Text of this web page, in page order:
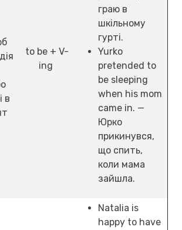
в
to be + V-
ing
граю в
шкільному
гурті.
Yurko
pretended to
be sleeping
when his mom
came in. —
Юрко
прикинувся,
що спить,
коли мама
зайшла.
Natalia is
happy to have